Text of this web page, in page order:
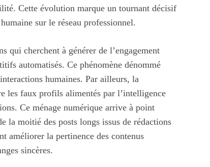
Cette évolution marque un tournant décisif
sur le réseau professionnel.
cherchent à générer de l’engagement
automatisés. Ce phénomène dénommé
humaines. Par ailleurs, la
les faux profils alimentés par l’intelligence
Ce ménage numérique arrive à point
la moitié des posts longs issus de rédactions
améliorer la pertinence des contenus
sincères.